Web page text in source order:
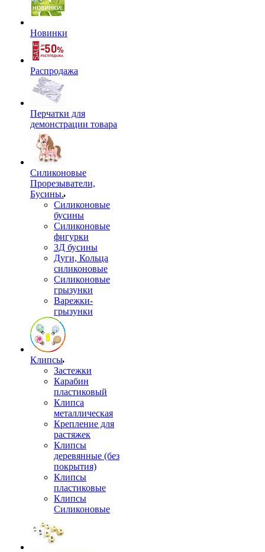
Новинки
Распродажа
Перчатки для
демонстрации товара
Силиконовые
Прорезыватели,
Бусины.
Силиконовые
бусины
Силиконовые
фигурки
3Д бусины
Дуги, Кольца
силиконовые
Силиконовые
грызунки
Варежки-
грызунки
Клипсы
Застежки
Карабин
пластиковый
Клипса
металлическая
Крепление для
растяжек
Клипсы
деревянные (без
покрытия)
Клипсы
пластиковые
Клипсы
Силиконовые